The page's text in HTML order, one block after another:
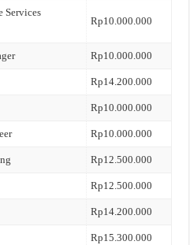
Services
Rp10.000.000
Rp10.000.000
Rp14.200.000
Rp10.000.000
Rp10.000.000
Rp12.500.000
Rp12.500.000
Rp14.200.000
Rp15.300.000